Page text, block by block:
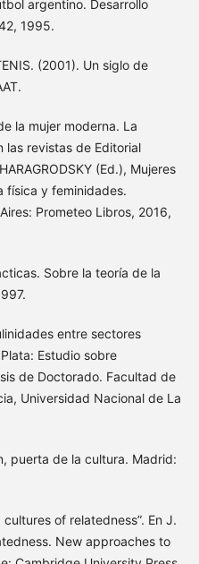
argentino. Desarrollo
1995.
(2001). Un siglo de
la mujer moderna. La
las revistas de Editorial
(Ed.), Mujeres
física y feminidades.
Prometeo Libros, 2016,
Sobre la teoría de la
entre sectores
Estudio sobre
de Doctorado. Facultad de
Universidad Nacional de La
puerta de la cultura. Madrid:
of relatedness”. En J.
New approaches to